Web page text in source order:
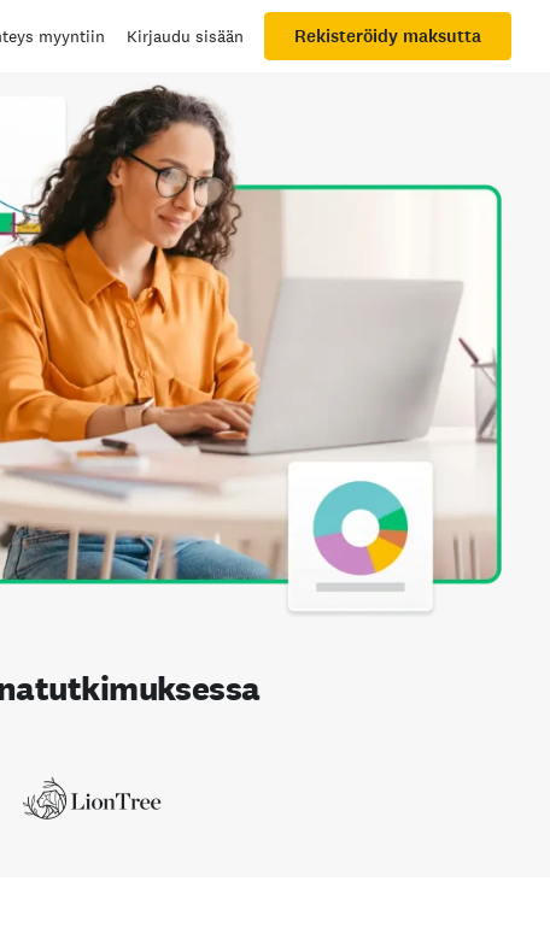
myyntiin Kirjaudu sisään Rekisteröidy maksutta